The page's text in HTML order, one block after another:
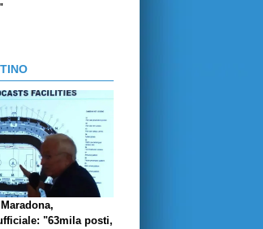
"63mila posti,